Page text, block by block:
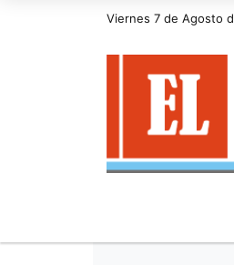
Viernes 7 de Agosto
Hoy es